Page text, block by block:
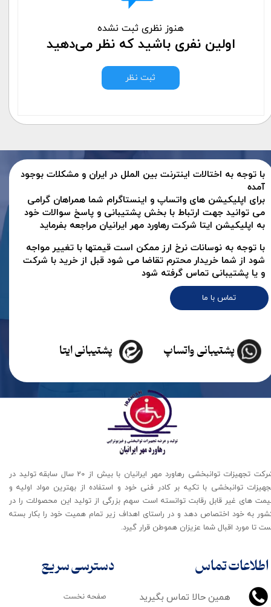
هنوز نظری ثبت نشده
اولین نفری باشید که نظر می‌دهید
ثبت نظر
تماس با ما
با توجه به اختالات اینترنت بین الملل در ایران و مشکلات بوجود
آمده
برای اپلیکیشن های واتساپ و اینستاگرام شما همراهان گرامی
می توانید جهت ارتباط با بخش پشتیبانی و پاسخ سوالات خود
به اپلیکیشن ایتا شرکت رهاورد مهر ایرانیان مراجعه بفرماید
پشتیبانی ایتا پشتیبانی واتساپ
با توجه به نوسانات نرخ ارز ممکن است قیمتها با تغییر مواجه
شود از شما خریدار محترم تقاضا می شود قبل از خرید با شرکت
و یا پشتیبانی تماس گرفته شود
اطلاعات تماس
همین حالا تماس بگیرید
شرکت تجهیزات توانبخشی رهاورد مهر ایرانیان با بیش از 20 سال سابقه تولید در
توانبخشی با تکیه بر کادر فنی خود و استفاده از بهترین مواد اولیه و
های غیر قابل رقابت توانسته است سهم بزرگی از تولید این محصولات را در
به خود اختصاص دهد و در راستای اهداف زیر تمام همیت خود را بکار بسته
تا مورد اقبال شما عزیزان هموطن قرار گیرد​​​​​​​.
صفحه نخست
دسترسی سریع